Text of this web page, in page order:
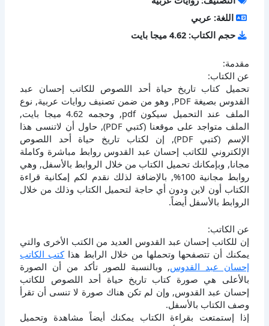
اللغة: عربي
حجم الكتاب: 4.62 ميجا بايت
مقدمة:
عن الكتاب:
تحميل كتاب تاريخ حياة أحد اللصوص للكاتب إحسان عبد
القدوس بصيغة PDF, وهو من ضمن تصنيف روايات عربية, نوع
الملف عند التحميل سيكون pdf, وحجمه 4.62 ميجا بايت,
الملف متواجد على موقعنا (كتبي PDF), حاول أن لاتنسى هذا
الإسم (كتبي PDF), إن لكتاب تاريخ حياة أحد اللصوص
الإلكتروني للكاتب إحسان عبد القدوس روابط مباشرة وكاملة
مجانا, وبإمكانك تحميل الكتاب من خلال الروابط بالأسفل, وهي
روابط مجانية 100%, بالإضافة لذلك نقدم لكم إمكانية قراءة
الكتاب أون لاين ودون أي حاجة لتحميل الكتاب وذلك من خلال
الروابط بالأسفل أيضاً.
عن الكاتب:
إن للكاتب إحسان عبد القدوس العديد من الكتب الأخرى والتي
يمكنك أن تتصفحها وتحملها من خلال الرابط هذاكتب الكاتب
إحسان عبد القدوس, وبالنسبة للصور تأكد من أن الصورة
بالأعلى هي صورة كتاب تاريخ حياة أحد اللصوص للكاتب
إحسان عبد القدوس, وإن لم تكن هناك صورة لا تنسى أن تقرأ
وصف الكتاب بالأسفل.
إذا إستمتعت بقراءة الكتاب يمكنك أيضاً مشاهدة وتحميل